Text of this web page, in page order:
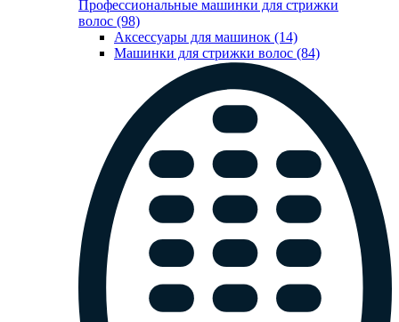
Профессиональные машинки для стрижки
волос (98)
Аксессуары для машинок (14)
Машинки для стрижки волос (84)